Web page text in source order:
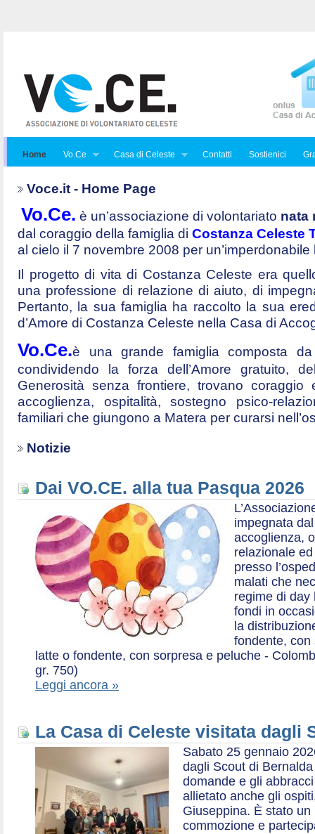
Home Vo.Ce Casa di Celeste Contatti Sostienici
Voce.it - Home Page
Vo.Ce. è un’associazione di volontariato nata
dal coraggio della famiglia di Costanza Celeste
al cielo il 7 novembre 2008 per
Il progetto di vita di Costanza Celeste era
una professione di relazione di aiuto, di
Pertanto, la sua famiglia ha raccolto la sua
d’Amore di Costanza Celeste nella Casa di
Vo.Ce.è una grande famiglia composta
condividendo la forza dell’Amore gratuito,
Generosità senza frontiere, trovano
accoglienza, ospitalità, sostegno psico-
familiari che giungono a Matera per curarsi
Notizie
Dai VO.CE. alla tua Pasqua 2026
impegnata
accoglienza,
relazionale
presso
malati che
regime di day
fondi in
la
fondente, con
latte o fondente, con sorpresa e peluche -
gr. 750)
Leggi ancora »
La Casa di Celeste visitata dagli
Sabato 25 gennaio
dagli Scout di
domande e gli
allietato anche gli
Giuseppina. È stato
commozione e